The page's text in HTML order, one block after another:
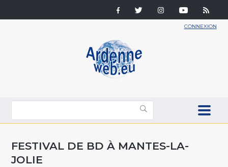
CONNEXION
FESTIVAL DE BD À MANTES-LA-
JOLIE